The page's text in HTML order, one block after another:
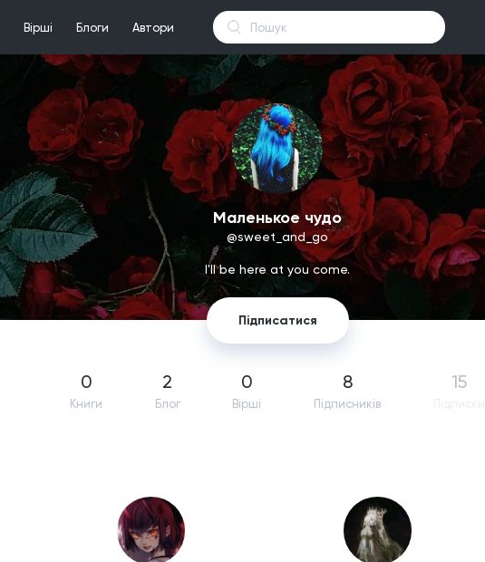
Вірші Блоги Автори
Маленькое чудо
@sweet_and_go
I'll be here at you come.
Підписатися
0
Книги
2
Блог
0
Вірші
8
Підпиcників
15